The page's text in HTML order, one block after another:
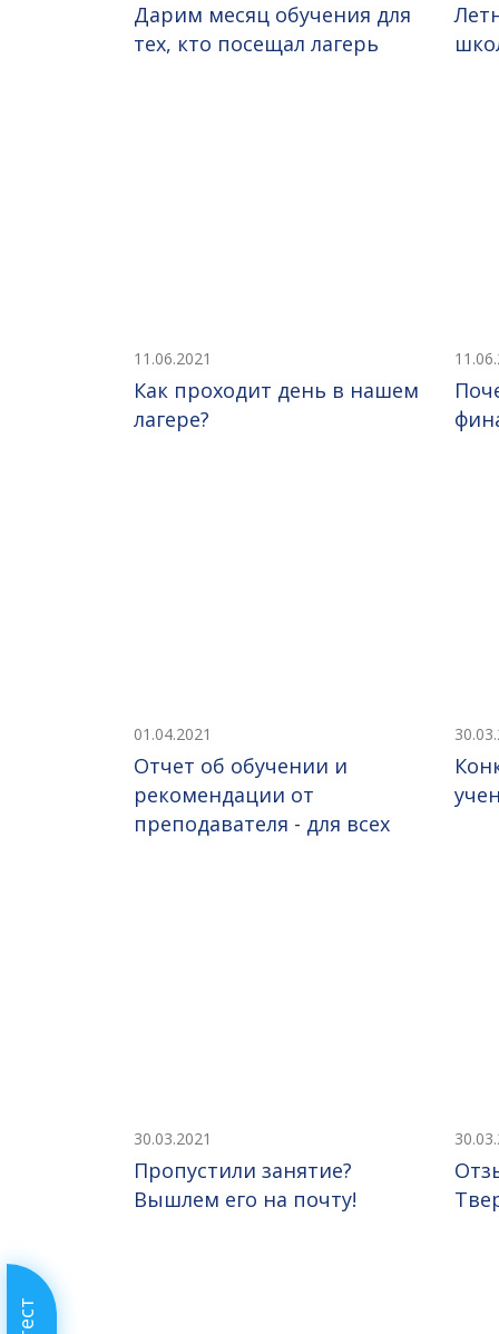
Дарим месяц обучения для
тех, кто посещал лагерь
11.06.2021
Как проходит день в нашем
лагере?
01.04.2021
Отчет об обучении и
рекомендации от
преподавателя - для всех
30.03.2021
Пропустили занятие?
Вышлем его на почту!